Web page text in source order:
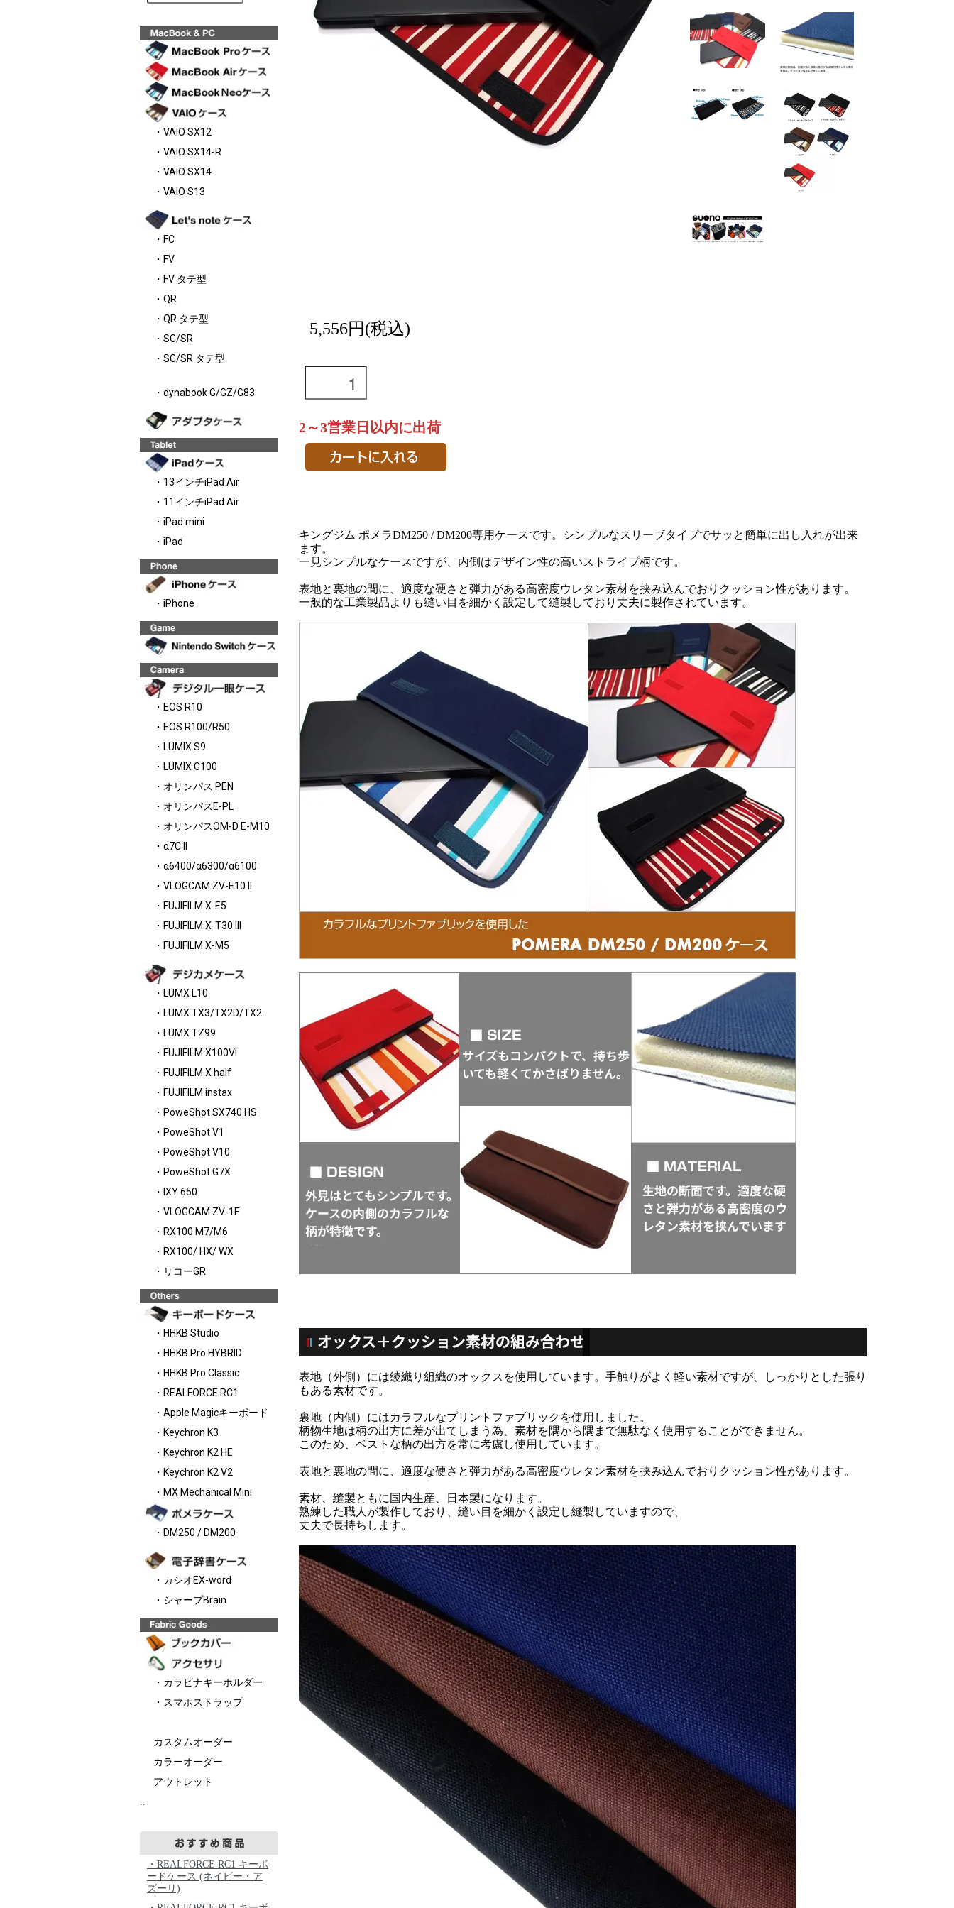
・VAIO SX12
・VAIO SX14-R
・VAIO SX14
・VAIO S13
・FC
・FV
・FV タテ型
・QR
・QR タテ型
・SC/SR
・SC/SR タテ型
・dynabook G/GZ/G83
・13インチiPad Air
・11インチiPad Air
・iPad mini
・iPad
・iPhone
・EOS R10
・EOS R100/R50
・LUMIX S9
・LUMIX G100
・オリンパス PEN
・オリンパスE-PL
・オリンパスOM-D E-M10
・α7C II
・α6400/α6300/α6100
・VLOGCAM ZV-E10 II
・FUJIFILM X-E5
・FUJIFILM X-T30 III
・FUJIFILM X-M5
・LUMX L10
・LUMX TX3/TX2D/TX2
・LUMX TZ99
・FUJIFILM X100VI
・FUJIFILM X half
・FUJIFILM instax
・PoweShot SX740 HS
・PoweShot V1
・PoweShot V10
・PoweShot G7X
・IXY 650
・VLOGCAM ZV-1F
・RX100 M7/M6
・RX100/ HX/ WX
・リコーGR
・HHKB Studio
・HHKB Pro HYBRID
・HHKB Pro Classic
・REALFORCE RC1
・Apple Magicキーボード
・Keychron K3
・Keychron K2 HE
・Keychron K2 V2
・MX Mechanical Mini
・DM250 / DM200
・カシオEX-word
・シャープBrain
・カラビナキーホルダー
・スマホストラップ
カスタムオーダー
カラーオーダー
アウトレット
..
・REALFORCE RC1 キーボ
ードケース (ネイビー・ア
ズーリ)
5,556円(税込)
2～3営業日以内に出荷
キングジム ポメラDM250 / DM200専用ケースです。シンプルなスリーブタイプでサッと簡単に出し入れが出来
ます。
一見シンプルなケースですが、内側はデザイン性の高いストライプ柄です。
表地と裏地の間に、適度な硬さと弾力がある高密度ウレタン素材を挟み込んでおりクッション性があります。
一般的な工業製品よりも縫い目を細かく設定して縫製しており丈夫に製作されています。
表地（外側）には綾織り組織のオックスを使用しています。手触りがよく軽い素材ですが、しっかりとした張り
もある素材です。
裏地（内側）にはカラフルなプリントファブリックを使用しました。
柄物生地は柄の出方に差が出てしまう為、素材を隅から隅まで無駄なく使用することができません。
このため、ベストな柄の出方を常に考慮し使用しています。
表地と裏地の間に、適度な硬さと弾力がある高密度ウレタン素材を挟み込んでおりクッション性があります。
素材、縫製ともに国内生産、日本製になります。
熟練した職人が製作しており、縫い目を細かく設定し縫製していますので、
丈夫で長持ちします。